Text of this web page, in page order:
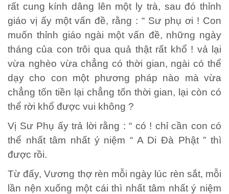
rất cung kính dâng lên một ly trà, sau đó thỉnh
giáo vị ấy một vấn đề, rằng : “ Sư phụ ơi ! Con
muốn thỉnh giáo ngài một vấn đề, những ngày
tháng của con trôi qua quả thật rất khổ ! vả lại
vừa nghèo vừa chẳng có thời gian, ngài có thể
dạy cho con một phương pháp nào mà vừa
chẳng tốn tiền lại chẳng tốn thời gian, lại còn có
thể rời khổ được vui không ?
Vị Sư Phụ ấy trả lời rằng : “ có ! chỉ cần con có
thể nhất tâm nhất ý niệm “ A Di Đà Phật ” thì
được rồi.
Từ đấy, Vương thợ rèn mỗi ngày lúc rèn sắt, mỗi
lần nện xuống một cái thì nhất tâm nhất ý niệm